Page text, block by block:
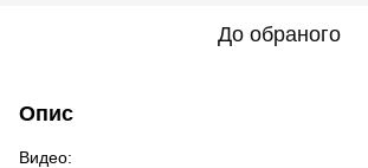
До обраного
Опис
Видео: